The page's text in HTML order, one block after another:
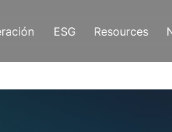
ESG Resources